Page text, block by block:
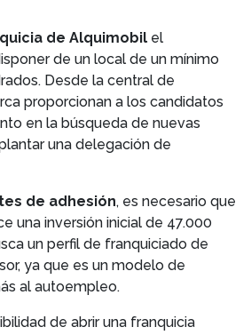
de Alquimobil el
de un local de un mínimo
Desde la central de
proporcionan a los candidatos
en la búsqueda de nuevas
una delegación de
de adhesión, es necesario que
una inversión inicial de 47.000
un perfil de franquiciado de
ya que es un modelo de
al autoempleo.
de abrir una franquicia